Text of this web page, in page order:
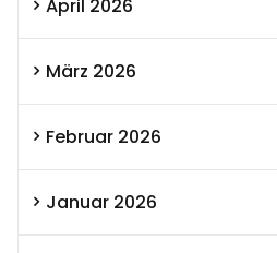
April 2026
März 2026
Februar 2026
Januar 2026